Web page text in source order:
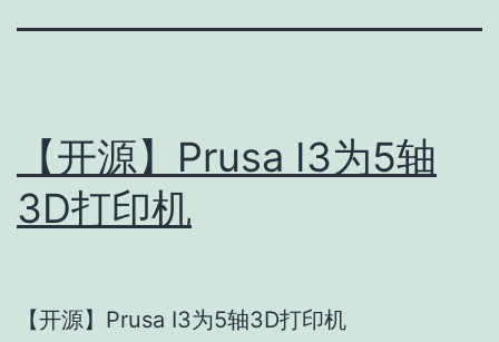
【开源】Prusa I3为5轴
3D打印机
【开源】Prusa I3为5轴3D打印机